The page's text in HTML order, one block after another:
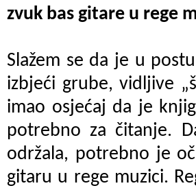
zvuk bas gitare u rege
Slažem se da je u
izbjeći grube, vidljive
imao osjećaj da je
potrebno za čitanje.
održala, potrebno je
gitaru u rege muzici.